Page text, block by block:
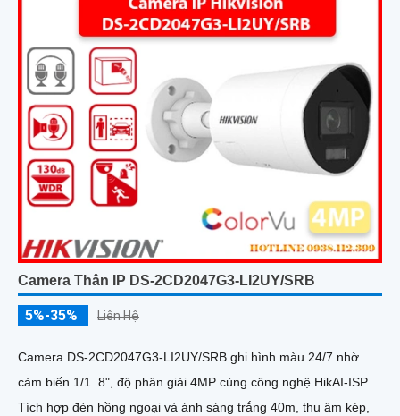
Camera Thân IP DS-2CD2047G3-LI2UY/SRB
5%-35% Liên Hệ
Camera DS-2CD2047G3-LI2UY/SRB ghi hình màu 24/7 nhờ
cảm biến 1/1. 8", độ phân giải 4MP cùng công nghệ HikAI-ISP.
Tích hợp đèn hồng ngoại và ánh sáng trắng 40m, thu âm kép,